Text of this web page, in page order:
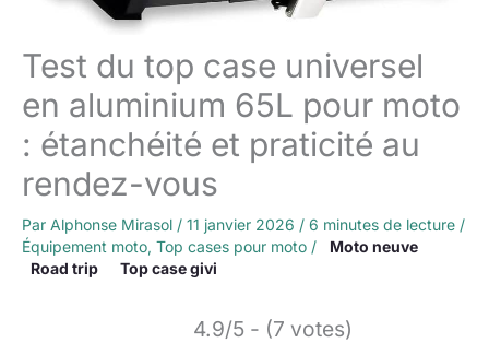
Test du top case universel
en aluminium 65L pour moto
: étanchéité et praticité au
rendez-vous
Par Alphonse Mirasol / 11 janvier 2026 / 6 minutes de lecture /
Équipement moto, Top cases pour moto /
Moto neuve
Road trip
Top case givi
4.9/5 - (7 votes)